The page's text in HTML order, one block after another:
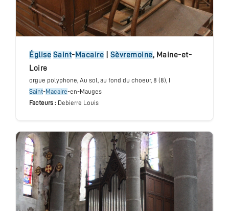
église Saint- Macaire Sèvremoine, Maine-et-
Loire
orgue polyphone, Au sol, au fond du choeur, 8 (8), I
Saint-Macaire-en-Mauges
Facteurs : Debierre Louis